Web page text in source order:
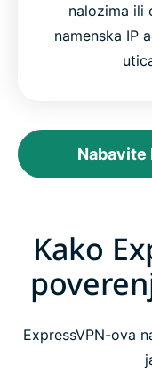
nalozima ili
namenska IP
Nabavite
Kako
ExpressVPN-ova